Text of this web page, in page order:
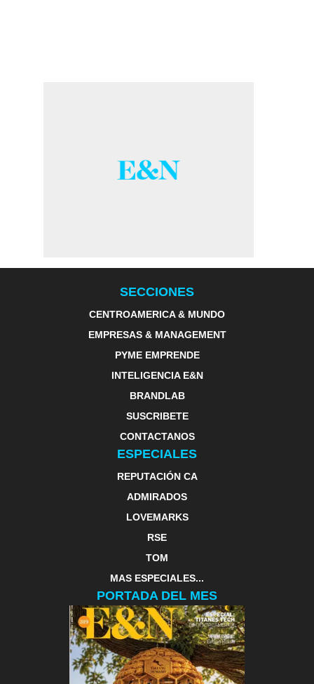
SECCIONES
CENTROAMERICA & MUNDO
EMPRESAS & MANAGEMENT
PYME EMPRENDE
INTELIGENCIA E&N
BRANDLAB
SUSCRIBETE
CONTACTANOS
ESPECIALES
REPUTACIÓN CA
ADMIRADOS
LOVEMARKS
RSE
TOM
MAS ESPECIALES...
PORTADA DEL MES